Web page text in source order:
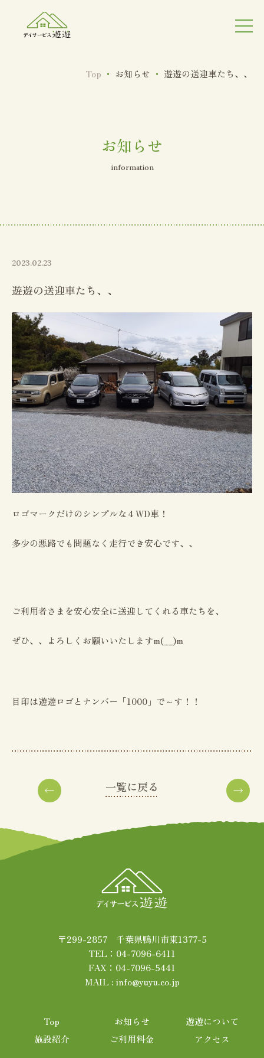
Top ・ お知らせ ・ 遊遊の送迎車たち、、
お知らせ
information
2023.02.23
遊遊の送迎車たち、、
ロゴマークだけのシンプルな４WD車！
多少の悪路でも問題なく走行でき安心です、、
ご利用者さまを安心安全に送迎してくれる車たちを、
ぜひ、、よろしくお願いいたしますm(__)m
目印は遊遊ロゴとナンバー「1000」で～す！！
一覧に戻る
〒299-2857 千葉県鴨川市東1377-5
TEL：04-7096-6411
FAX：04-7096-5441
MAIL : info@yuyu.co.jp
Top お知らせ
遊遊について
施設紹介
ご利用料金 アクセス